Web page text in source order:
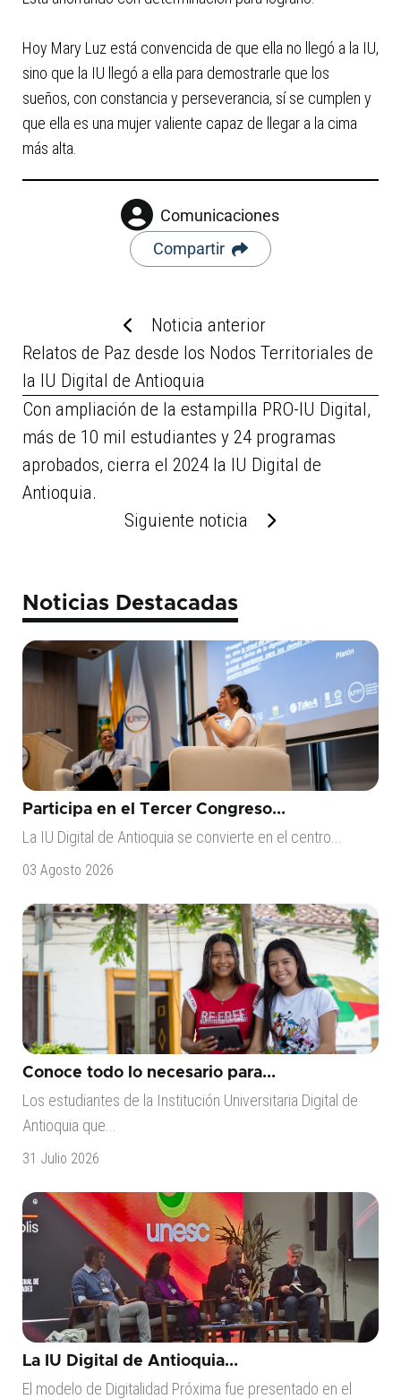
Hoy Mary Luz está convencida de que ella no llegó a la IU,
sino que la IU llegó a ella para demostrarle que los
sueños, con constancia y perseverancia, sí se cumplen y
que ella es una mujer valiente capaz de llegar a la cima
más alta.
Comunicaciones
Compartir
Noticia anterior
Relatos de Paz desde los Nodos Territoriales de
la IU Digital de Antioquia
Con ampliación de la estampilla PRO-IU Digital,
más de 10 mil estudiantes y 24 programas
aprobados, cierra el 2024 la IU Digital de
Antioquia.
Siguiente noticia
Noticias Destacadas
Participa en el Tercer Congreso...
La IU Digital de Antioquia se convierte en el centro...
03 Agosto 2026
Conoce todo lo necesario para...
Los estudiantes de la Institución Universitaria Digital de
Antioquia que...
31 Julio 2026
La IU Digital de Antioquia...
El modelo de Digitalidad Próxima fue presentado en el